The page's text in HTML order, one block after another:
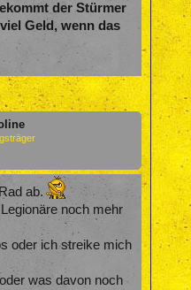
der Stürmer
Geld, wenn das
ab.
noch mehr
oder ich streike mich
was davon noch